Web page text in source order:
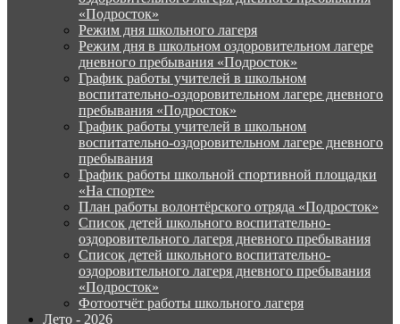
«Подросток»
Режим дня школьного лагеря
Режим дня в школьном оздоровительном лагере
дневного пребывания «Подросток»
График работы учителей в школьном
воспитательно-оздоровительном лагере дневного
пребывания «Подросток»
График работы учителей в школьном
воспитательно-оздоровительном лагере дневного
пребывания
График работы школьной спортивной площадки
«На спорте»
План работы волонтёрского отряда «Подросток»
Список детей школьного воспитательно-
оздоровительного лагеря дневного пребывания
Список детей школьного воспитательно-
оздоровительного лагеря дневного пребывания
«Подросток»
Фотоотчёт работы школьного лагеря
Лето - 2026